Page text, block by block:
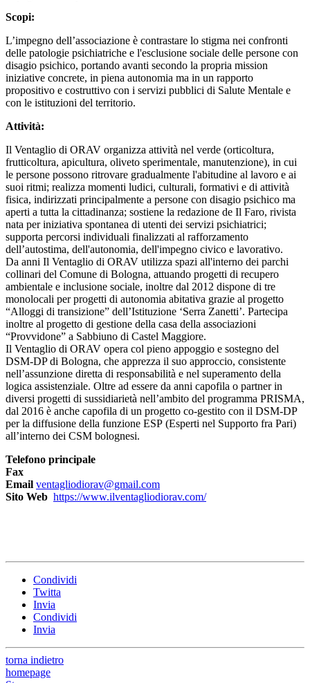
Scopi:
L’impegno dell’associazione è contrastare lo stigma nei confronti
delle patologie psichiatriche e l'esclusione sociale delle persone con
disagio psichico, portando avanti secondo la propria mission
iniziative concrete, in piena autonomia ma in un rapporto
propositivo e costruttivo con i servizi pubblici di Salute Mentale e
con le istituzioni del territorio.
Attività:
Il Ventaglio di ORAV organizza attività nel verde (orticoltura,
frutticoltura, apicultura, oliveto sperimentale, manutenzione), in cui
le persone possono ritrovare gradualmente l'abitudine al lavoro e ai
suoi ritmi; realizza momenti ludici, culturali, formativi e di attività
fisica, indirizzati principalmente a persone con disagio psichico ma
aperti a tutta la cittadinanza; sostiene la redazione de Il Faro, rivista
nata per iniziativa spontanea di utenti dei servizi psichiatrici;
supporta percorsi individuali finalizzati al rafforzamento
dell’autostima, dell'autonomia, dell'impegno civico e lavorativo.
Da anni Il Ventaglio di ORAV utilizza spazi all'interno dei parchi
collinari del Comune di Bologna, attuando progetti di recupero
ambientale e inclusione sociale, inoltre dal 2012 dispone di tre
monolocali per progetti di autonomia abitativa grazie al progetto
“Alloggi di transizione” dell’Istituzione ‘Serra Zanetti’. Partecipa
inoltre al progetto di gestione della casa della associazioni
“Provvidone” a Sabbiuno di Castel Maggiore.
Il Ventaglio di ORAV opera col pieno appoggio e sostegno del
DSM-DP di Bologna, che apprezza il suo approccio, consistente
nell’assunzione diretta di responsabilità e nel superamento della
logica assistenziale. Oltre ad essere da anni capofila o partner in
diversi progetti di sussidiarietà nell’ambito del programma PRISMA,
dal 2016 è anche capofila di un progetto co-gestito con il DSM-DP
per la diffusione della funzione ESP (Esperti nel Supporto fra Pari)
all’interno dei CSM bolognesi.
Telefono principale
Fax
Email ventagliodiorav@gmail.com
Sito Web https://www.ilventagliodiorav.com/
Condividi
Twitta
Invia
Condividi
Invia
torna indietro
homepage